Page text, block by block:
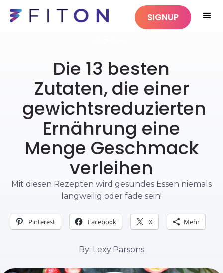
SIGNUP
Die 13 besten
Zutaten, die einer
gewichtsreduzierten
Ernährung eine
Menge Geschmack
verleihen
Mit diesen Rezepten wird gesundes Essen niemals
langweilig oder fade sein!
Pinterest Facebook X Mehr
By: Lexy Parsons